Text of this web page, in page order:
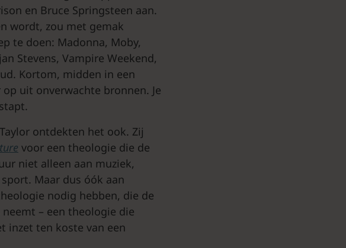
en Bruce Springsteen aan.
wordt, zou met gemak
te doen: Madonna, Moby,
Stevens, Vampire Weekend,
Kortom, midden in een
uit onverwachte bronnen. Je
ontdekten het ook. Zij
voor een theologie die de
niet alleen aan muziek,
Maar dus óók aan
nodig hebben, die de
– een theologie die
inzet ten koste van een